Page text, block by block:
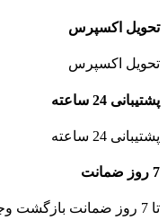
تحویل اکسپرس
تحویل اکسپرس
پشتیبانی 24 ساعته
پشتیبانی 24 ساعته
7 روز ضمانت
تا 7 روز ضمانت بازگشت وجه